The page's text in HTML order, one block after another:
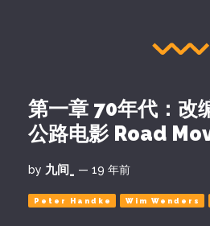
第一章 70年代：改
公路电影 Road
by 九间_ — 19 年前
Peter Handke Wim Wenders